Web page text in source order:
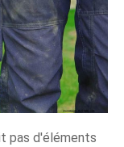
pas d'éléments